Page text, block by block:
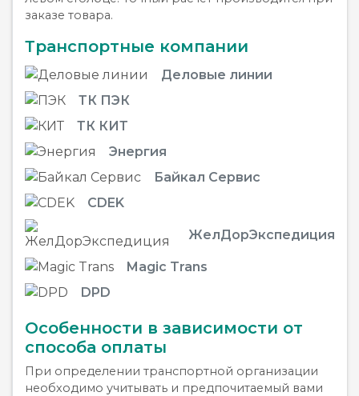
заказе товара.
Транспортные компании
Деловые линии
ТК ПЭК
ТК КИТ
Энергия
Байкал Сервис
CDEK
ЖелДорЭкспедиция
Magic Trans
DPD
Особенности в зависимости от
способа оплаты
При определении транспортной организации
необходимо учитывать и предпочитаемый вами